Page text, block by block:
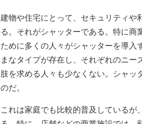
日
建物や住宅にとって、セキュリティや
る。 それがシャッターである。特に商
ために多くの人々がシャッターを導
まなタイプが存在し、それぞれのニ
肢を求める人々も少なくない。シャッ
のだ。
これは家庭でも比較的普及している